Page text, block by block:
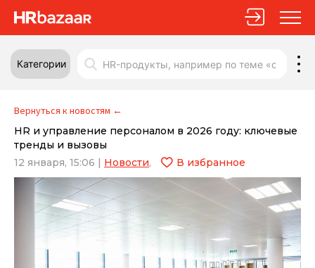
Категории
Вернуться к новостям ←
HR и управление персоналом в 2026 году: ключевые
тренды и вызовы
12 января, 15:06 | Новости, В избранное